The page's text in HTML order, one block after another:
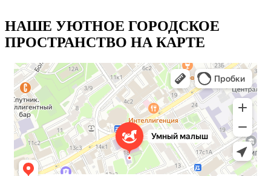
НАШЕ УЮТНОЕ ГОРОДСКОЕ
ПРОСТРАНСТВО НА КАРТЕ